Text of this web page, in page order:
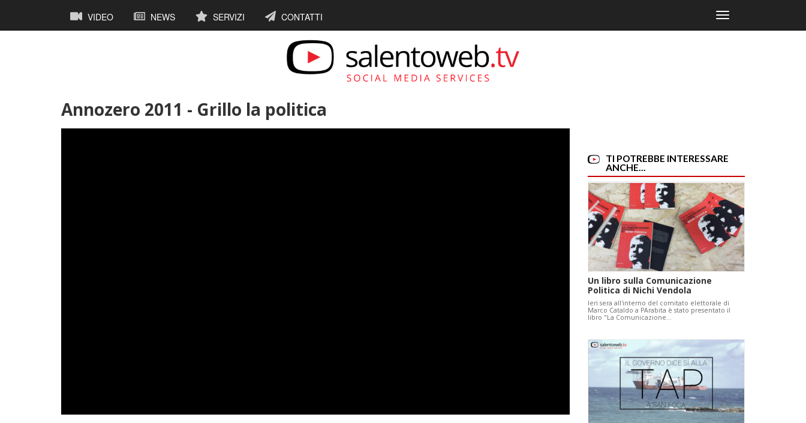
contenuto
Navigazione
principale
VIDEO NEWS SERVIZI CONTATTI
Toggle
navigation
Annozero 2011 - Grillo la politica
TI POTREBBE INTERESSARE
ANCHE...
Un libro sulla Comunicazione
Politica di Nichi Vendola
Ieri sera all'interno del comitato elettorale di
Marco Cataldo a PArabita è stato presentato il
libro "La Comunicazione…